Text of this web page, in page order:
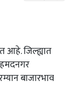
आहे. जिल्ह्यात
बाजारभाव